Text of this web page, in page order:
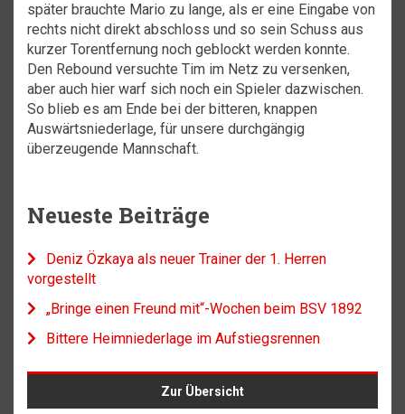
später brauchte Mario zu lange, als er eine Eingabe von
rechts nicht direkt abschloss und so sein Schuss aus
kurzer Torentfernung noch geblockt werden konnte.
Den Rebound versuchte Tim im Netz zu versenken,
aber auch hier warf sich noch ein Spieler dazwischen.
So blieb es am Ende bei der bitteren, knappen
Auswärtsniederlage, für unsere durchgängig
überzeugende Mannschaft.
Neueste Beiträge
Deniz Özkaya als neuer Trainer der 1. Herren
vorgestellt
„Bringe einen Freund mit“-Wochen beim BSV 1892
Bittere Heimniederlage im Aufstiegsrennen
Zur Übersicht